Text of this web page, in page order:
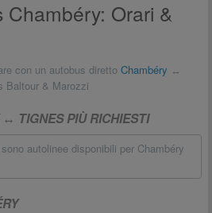
Orari &
con un autobus diretto Chambéry ↔
Baltour & Marozzi
TIGNES PIÙ RICHIESTI
autolinee disponibili per Chambéry